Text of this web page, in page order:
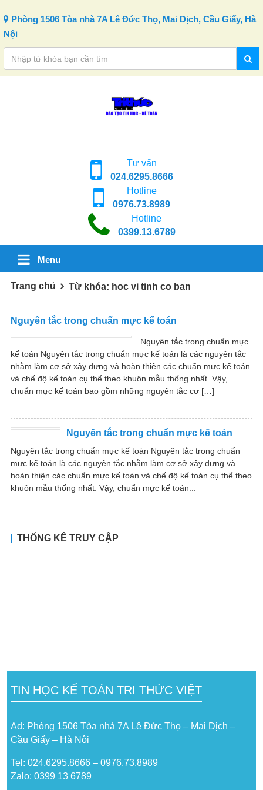
Phòng 1506 Tòa nhà 7A Lê Đức Thọ, Mai Dịch, Cầu Giấy, Hà
Nội
Tư vấn
024.6295.8666
Hotline
0976.73.8989
Hotline
0399.13.6789
Menu
Trang chủ Từ khóa: hoc vi tinh co ban
Nguyên tắc trong chuẩn mực kế toán
Nguyên tắc trong chuẩn mực
kế toán Nguyên tắc trong chuẩn mực kế toán là các nguyên tắc
nhằm làm cơ sở xây dựng và hoàn thiện các chuẩn mực kế toán
và chế độ kế toán cụ thể theo khuôn mẫu thống nhất. Vậy,
chuẩn mực kế toán bao gồm những nguyên tắc cơ […]
Nguyên tắc trong chuẩn mực kế toán
Nguyên tắc trong chuẩn mực kế toán Nguyên tắc trong chuẩn
mực kế toán là các nguyên tắc nhằm làm cơ sở xây dựng và
hoàn thiện các chuẩn mực kế toán và chế độ kế toán cụ thể theo
khuôn mẫu thống nhất. Vậy, chuẩn mực kế toán...
THỐNG KÊ TRUY CẬP
TIN HỌC KẾ TOÁN TRI THỨC VIỆT
Ad: Phòng 1506 Tòa nhà 7A Lê Đức Thọ – Mai Dịch –
Cầu Giấy – Hà Nội
Tel: 024.6295.8666 – 0976.73.8989
Zalo: 0399 13 6789